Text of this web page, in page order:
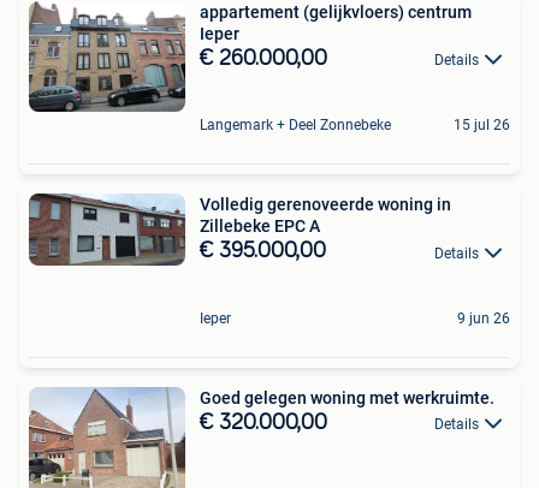
appartement (gelijkvloers) centrum
Ieper
€ 260.000,00 Details
Langemark + Deel Zonnebeke 15 jul 26
Volledig gerenoveerde woning in
Zillebeke EPC A
€ 395.000,00 Details
Ieper 9 jun 26
Goed gelegen woning met werkruimte.
€ 320.000,00 Details